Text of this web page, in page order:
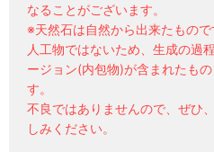
なることがございます。
※天然石は自然から出来たもので
人工物ではないため、生成の過
ージョン(内包物)が含まれたも
す。
不良ではありませんので、ぜひ
しみください。